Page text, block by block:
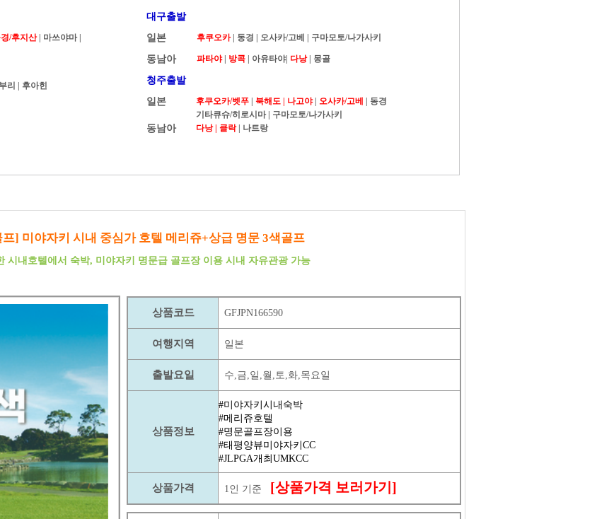
/후지산| 마쓰야마 |
리 후아힌
대구출발
일본
후쿠오카| 동경 오사카/고베 구마모토/나가사키
동남아 파타야| 방콕 아유타야| 다낭| 몽골
청주출발
일본
후쿠오카/벳푸 북해도 | 나고야| 오사카/고베
동경
기타큐슈/히로시마| 구마모토/나가사키
동남아 다낭 | 클락| 나트랑
] 미야자키 시내 중심가 호텔 메리쥬+상급 명문 3색골프
시내호텔에서 숙박, 미야자키 명문급 골프장 이용 시내 자유관광 가능
상품코드 GFJPN166590
여행지역 일본
출발요일 수,금,일,월,토,화,목요일
상품정보
#미야자키시내숙박
#메리쥬호텔
#명문골프장이용
#태평양뷰미야자키CC
#JLPGA개최UMKCC
상품가격 1인 기준 [상품가격 보러가기]